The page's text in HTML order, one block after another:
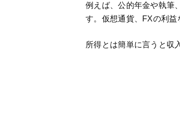
例えば、公的年金や執筆
す。仮想通貨、FXの利益
所得とは簡単に言うと収